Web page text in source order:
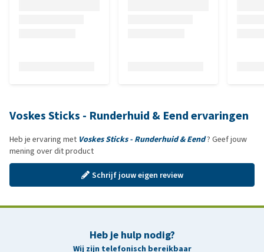
Voskes Sticks - Runderhuid & Eend ervaringen
Heb je ervaring met Voskes Sticks - Runderhuid & Eend? Geef jouw
mening over dit product
Schrijf jouw eigen review
Heb je hulp nodig?
Wij zijn telefonisch bereikbaar